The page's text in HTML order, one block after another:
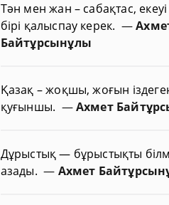
Тән мен жан – сабақтас, екеуі
бірі қалыспау керек. —
Байтұрсынұлы
Қазақ – жоқшы, жоғын
қуғыншы. —Ахмет
Дұрыстық — бұрыстықты
азады.— Ахмет